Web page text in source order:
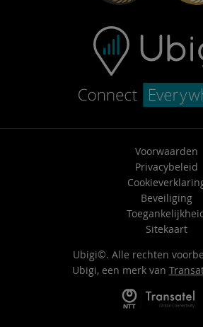
Voorwaarden
Privacybeleid
Beveiliging
Sitekaart
Ubigi©. Alle rechten
Ubigi, een merk van